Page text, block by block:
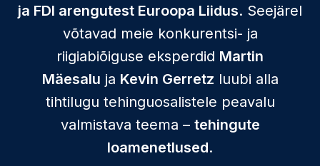
ja FDI arengutest Euroopa Liidus. Seejärel
võtavad meie konkurentsi- ja
riigiabiõiguse eksperdid Martin
Mäesalu ja Kevin Gerretz luubi alla
tihtilugu tehinguosalistele peavalu
valmistava teema – tehingute
loamenetlused.